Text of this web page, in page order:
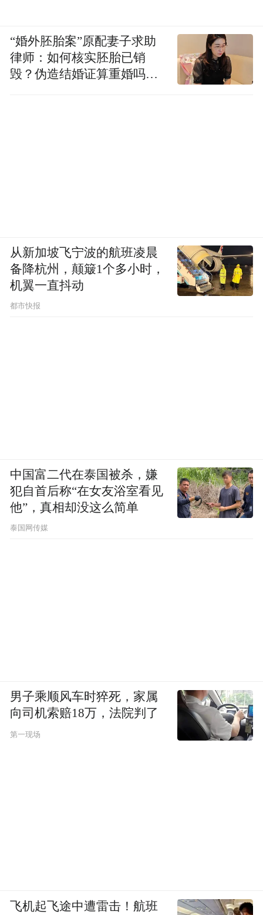
“婚外胚胎案”原配妻子求助
律师：如何核实胚胎已销
毁？伪造结婚证算重婚吗？
从新加坡飞宁波的航班凌晨
备降杭州，颠簸1个多小时，
机翼一直抖动
都市快报
中国富二代在泰国被杀，嫌
犯自首后称“在女友浴室看见
他”，真相却没这么简单
泰国网传媒
男子乘顺风车时猝死，家属
向司机索赔18万，法院判了
第一现场
飞机起飞途中遭雷击！航班